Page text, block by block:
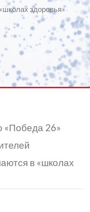
здоровья»
«Победа 26»
в «школах